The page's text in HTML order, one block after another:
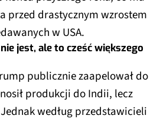
przed drastycznym wzrostem
w USA.
jest, ale to cześć większego
publicznie zaapelował do
produkcji do Indii, lecz
według przedstawicieli